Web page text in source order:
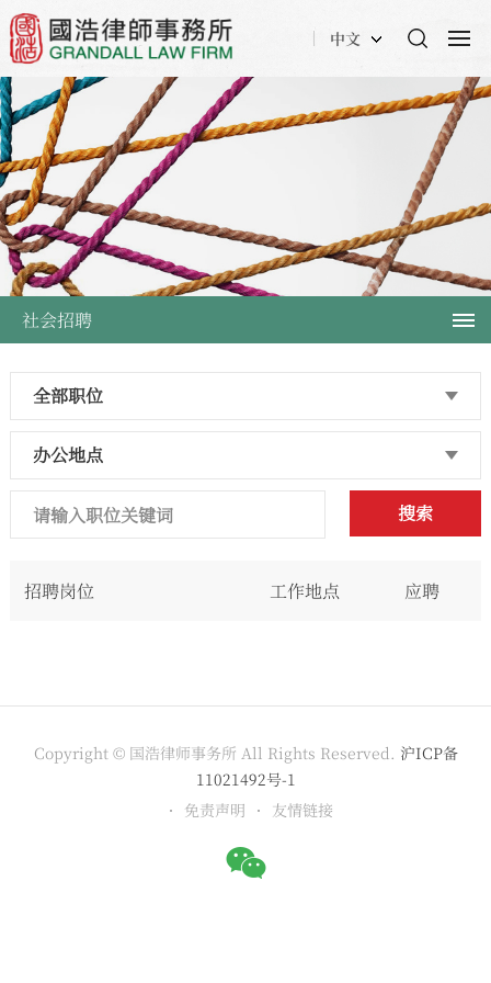
中文
社会招聘
全部职位
办公地点
搜索
招聘岗位 工作地点 应聘
Copyright © 国浩律师事务所 All Rights Reserved. 沪ICP备
11021492号-1
免责声明
友情链接